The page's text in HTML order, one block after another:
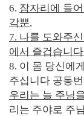
6. 잠자리에 들
각뿐,
7. 나를 도와주
에서 즐겁습니다
8. 이 몸 당신에
주십니다 공동
우리는 늘 주님
리는 주야로 주